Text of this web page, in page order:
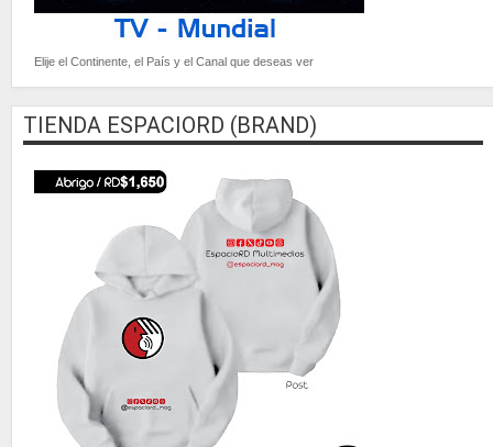
Elije el Continente, el País y el Canal que deseas ver
TIENDA ESPACIORD (BRAND)